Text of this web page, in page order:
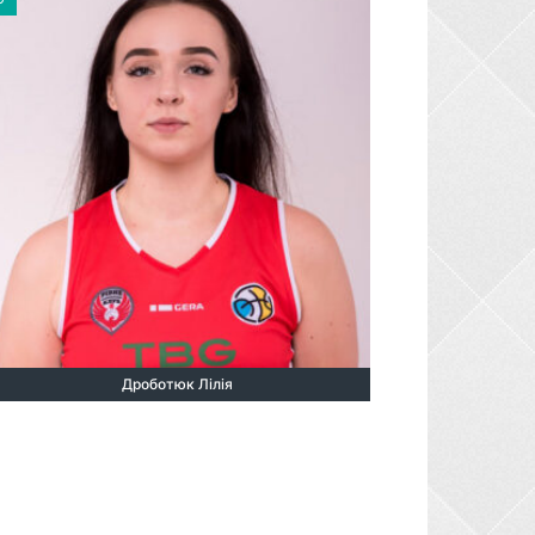
Дроботюк Лілія